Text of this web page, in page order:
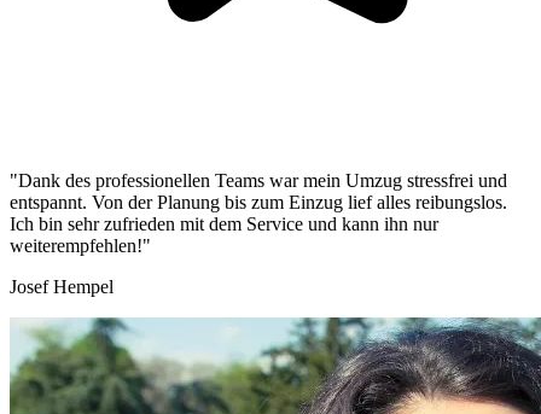
"Dank des professionellen Teams war mein Umzug stressfrei und
entspannt. Von der Planung bis zum Einzug lief alles reibungslos.
Ich bin sehr zufrieden mit dem Service und kann ihn nur
weiterempfehlen!"
Josef Hempel